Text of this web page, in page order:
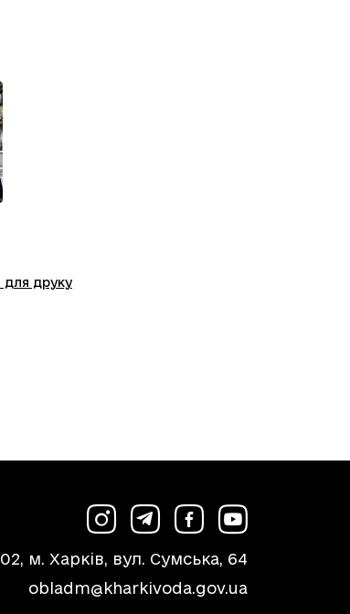
для друку
м. Харків, вул. Сумська, 64
obladm@kharkivoda.gov.ua